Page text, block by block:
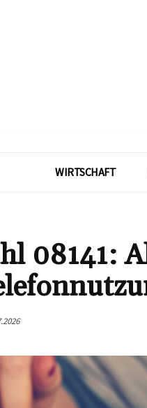
WIRTSCHAFT
08141: